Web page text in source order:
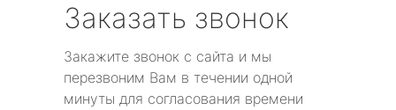
Заказать звонок
Закажите звонок с сайта и мы
перезвоним Вам в течении одной
минуты для согласования времени